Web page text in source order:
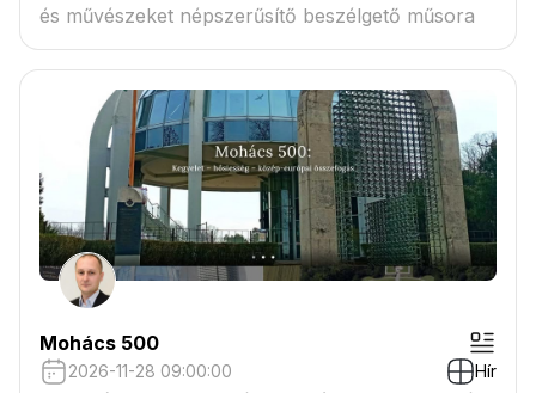
és művészeket népszerűsítő beszélgető műsora
Mohács 500
2026-11-28 09:00:00 Hír